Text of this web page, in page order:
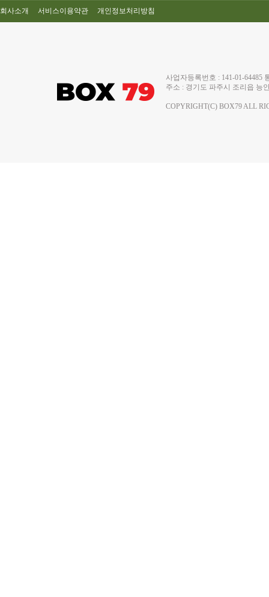
회사소개 서비스이용약관 개인정보처리방침
사업자등록번호 : 141-01-
주소 : 경기도 파주시 조리읍 능
COPYRIGHT(C) BOX79 ALL